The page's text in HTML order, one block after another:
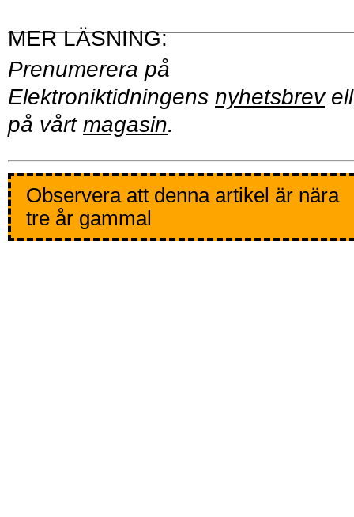
Prenumerera på
Elektroniktidningens nyhetsbrev
på vårt magasin.
Observera att denna artikel är nära
tre år gammal